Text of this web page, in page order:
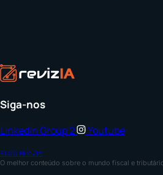
Siga-nos
LinkedinGroup 2 Youtube
BLOG REVIZIA
O melhor conteúdo sobre o mundo fiscal e